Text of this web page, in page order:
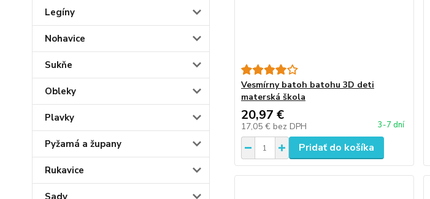
Legíny
Nohavice
Sukňe
Obleky
Plavky
Pyžamá a župany
Rukavice
Sady
Vesmírny batoh batohu 3D deti
materská škola
20,97 €
17,05 € bez DPH 3-7 dní
Pridať do košíka